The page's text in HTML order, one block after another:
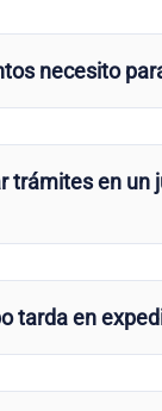
necesito
trámites en un
tarda en